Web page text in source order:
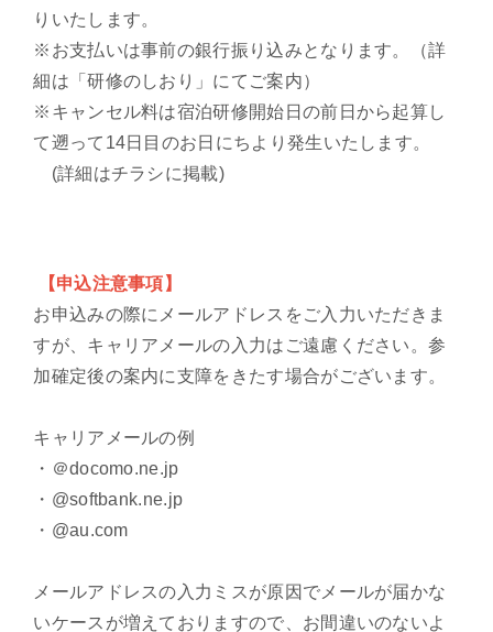
りいたします。
※お支払いは事前の銀行振り込みとなります。（詳
細は「研修のしおり」にてご案内）
※キャンセル料は宿泊研修開始日の前日から起算し
て遡って14日目のお日にちより発生いたします。
(詳細はチラシに掲載)
【申込注意事項】
お申込みの際にメールアドレスをご入力いただきま
すが、キャリアメールの入力はご遠慮ください。参
加確定後の案内に支障をきたす場合がございます。
キャリアメールの例
・＠docomo.ne.jp
・@softbank.ne.jp
・@au.com
メールアドレスの入力ミスが原因でメールが届かな
いケースが増えておりますので、お間違いのないよ